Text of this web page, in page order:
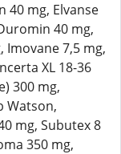
40 mg, Elvanse
40 mg,
Imovane 7,5 mg,
XL 18-36
300 mg,
Watson,
mg, Subutex 8
350 mg,